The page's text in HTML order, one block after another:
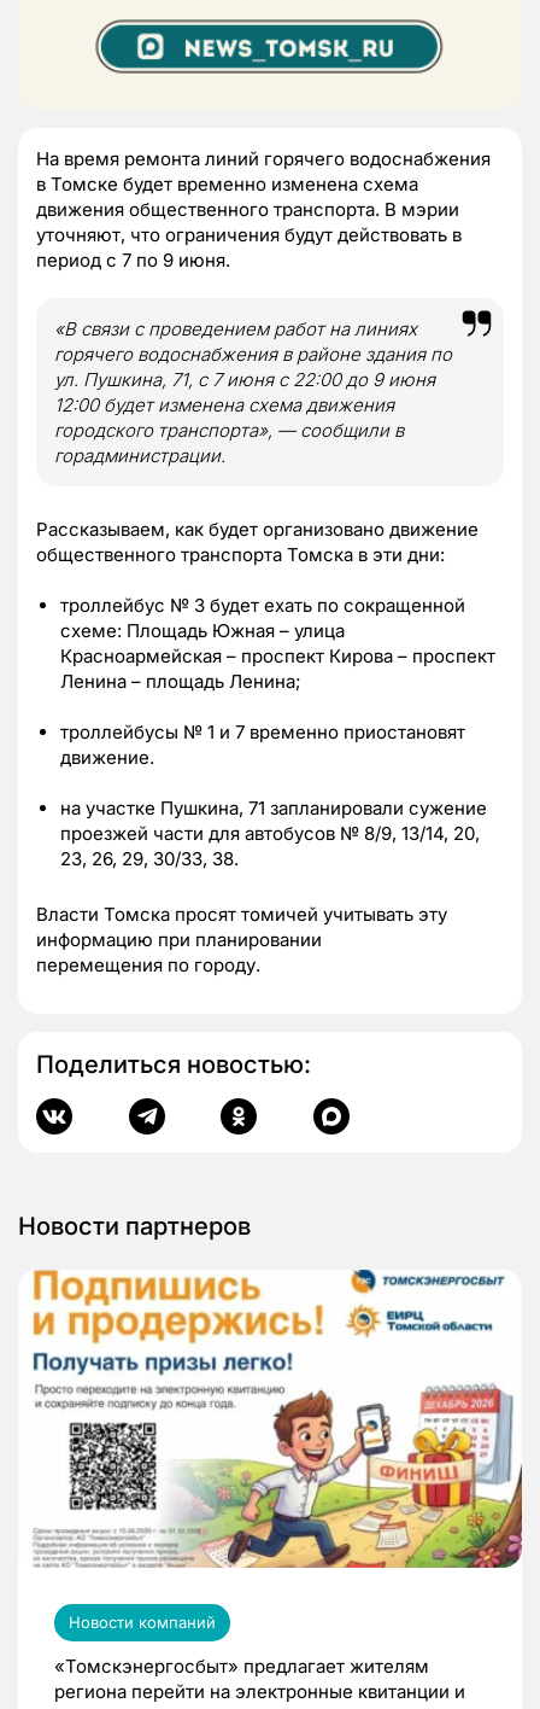
На время ремонта линий горячего водоснабжения
в Томске будет временно изменена схема
движения общественного транспорта. В мэрии
уточняют, что ограничения будут действовать в
период с 7 по 9 июня.
«В связи с проведением работ на линиях
горячего водоснабжения в районе здания по
ул. Пушкина, 71, с 7 июня с 22:00 до 9 июня
12:00 будет изменена схема движения
городского транспорта», — сообщили в
горадминистрации.
Рассказываем, как будет организовано движение
общественного транспорта Томска в эти дни:
троллейбус № 3 будет ехать по сокращенной
схеме: Площадь Южная – улица
Красноармейская – проспект Кирова – проспект
Ленина – площадь Ленина;
троллейбусы № 1 и 7 временно приостановят
движение.
на участке Пушкина, 71 запланировали сужение
проезжей части для автобусов № 8/9, 13/14, 20,
23, 26, 29, 30/33, 38.
Власти Томска просят томичей учитывать эту
информацию при планировании
перемещения по городу.
Поделиться новостью:
Новости партнеров
Новости компаний
«Томскэнергосбыт» предлагает жителям
региона перейти на электронные квитанции и